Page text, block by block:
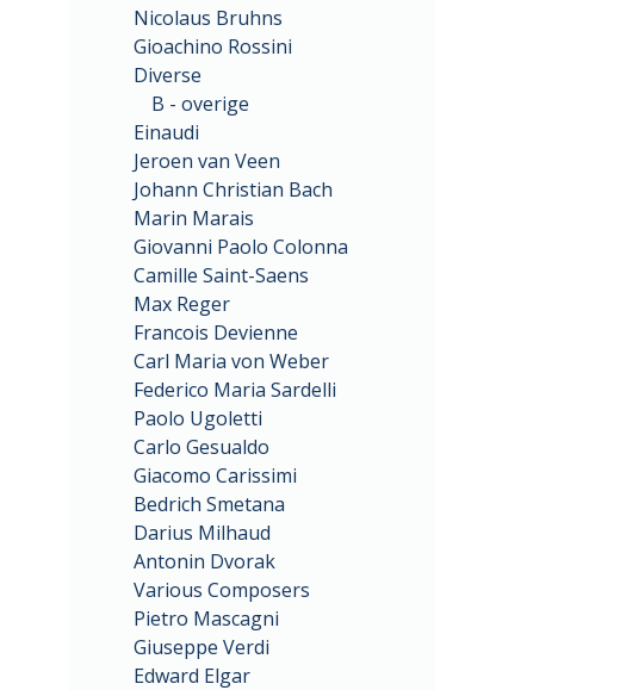
Nicolaus Bruhns
Gioachino Rossini
Diverse
B - overige
Einaudi
Jeroen van Veen
Johann Christian Bach
Marin Marais
Giovanni Paolo Colonna
Camille Saint-Saens
Max Reger
Francois Devienne
Carl Maria von Weber
Federico Maria Sardelli
Paolo Ugoletti
Carlo Gesualdo
Giacomo Carissimi
Bedrich Smetana
Darius Milhaud
Antonin Dvorak
Various Composers
Pietro Mascagni
Giuseppe Verdi
Edward Elgar